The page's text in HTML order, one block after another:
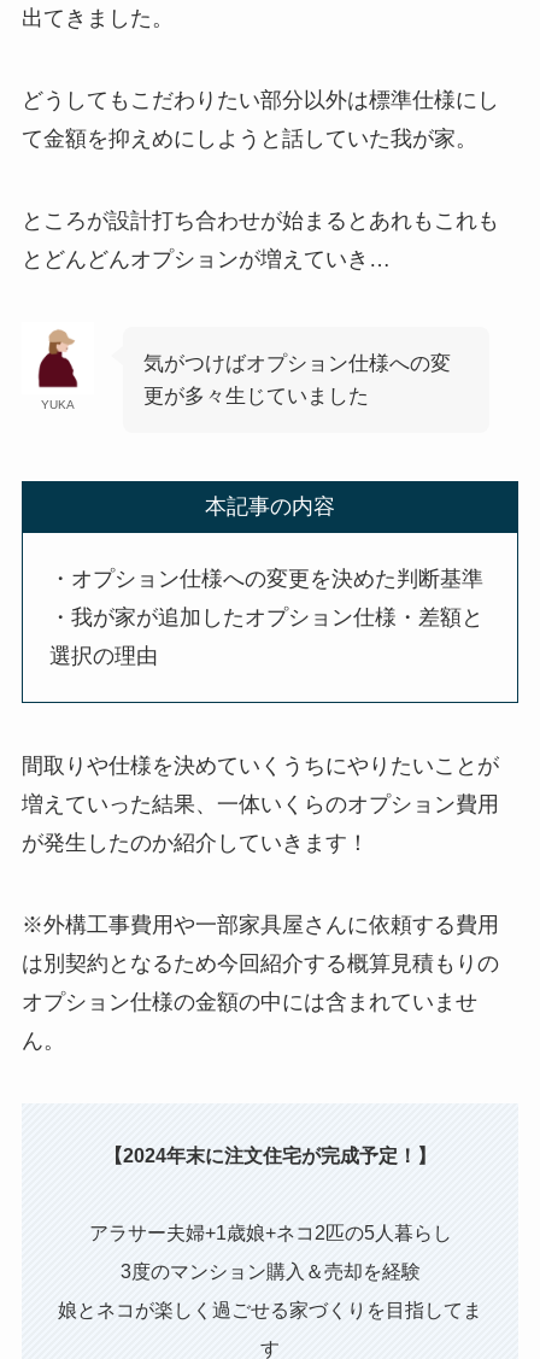
出てきました。
どうしてもこだわりたい部分以外は標準仕様にし
て金額を抑えめにしようと話していた我が家。
ところが設計打ち合わせが始まるとあれもこれも
とどんどんオプションが増えていき…
YUKA
気がつけばオプション仕様への変
更が多々生じていました
本記事の内容
・オプション仕様への変更を決めた判断基準
・我が家が追加したオプション仕様・差額と
選択の理由
間取りや仕様を決めていくうちにやりたいことが
増えていった結果、一体いくらのオプション費用
が発生したのか紹介していきます！
※外構工事費用や一部家具屋さんに依頼する費用
は別契約となるため今回紹介する概算見積もりの
オプション仕様の金額の中には含まれていませ
ん。
【2024年末に注文住宅が完成予定！】
アラサー夫婦+1歳娘+ネコ2匹の5人暮らし
3度のマンション購入＆売却を経験
娘とネコが楽しく過ごせる家づくりを目指してま
す